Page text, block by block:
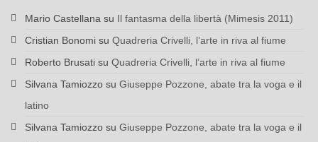
Mario Castellana su Il fantasma della libertà (Mimesis 2011)
Cristian Bonomi su Quadreria Crivelli, l’arte in riva al fiume
Roberto Brusati su Quadreria Crivelli, l’arte in riva al fiume
Silvana Tamiozzo su Giuseppe Pozzone, abate tra la voga e il
latino
Silvana Tamiozzo su Giuseppe Pozzone, abate tra la voga e il